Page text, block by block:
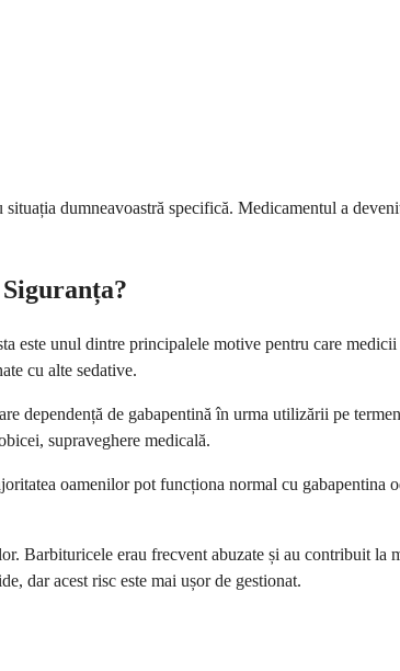
dumneavoastră specifică. Medicamentul a
este unul dintre principalele motive pentru care
cu alte sedative.
dependență de gabapentină în urma utilizării pe
supraveghere medicală.
oamenilor pot funcționa normal cu gabapentina
Barbituricele erau frecvent abuzate și au contribuit la
dar acest risc este mai ușor de gestionat.